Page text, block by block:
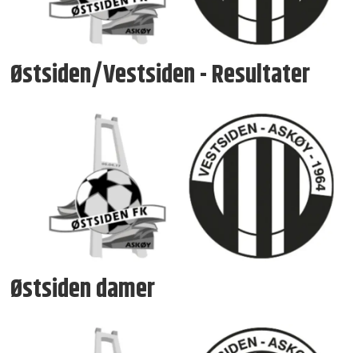
Østsiden/Vestsiden - Resultater
Østsiden damer